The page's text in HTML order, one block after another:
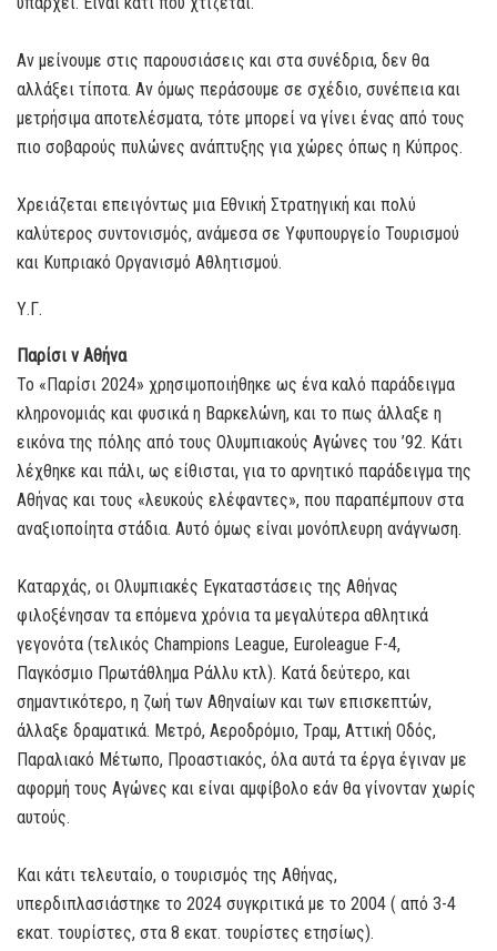
Αν μείνουμε στις παρουσιάσεις και στα συνέδρια, δεν θα
αλλάξει τίποτα. Αν όμως περάσουμε σε σχέδιο, συνέπεια και
μετρήσιμα αποτελέσματα, τότε μπορεί να γίνει ένας από τους
πιο σοβαρούς πυλώνες ανάπτυξης για χώρες όπως η Κύπρος.
Χρειάζεται επειγόντως μια Εθνική Στρατηγική και πολύ
καλύτερος συντονισμός, ανάμεσα σε Υφυπουργείο Τουρισμού
και Κυπριακό Οργανισμό Αθλητισμού.
Υ.Γ.
Παρίσι v Αθήνα
Το «Παρίσι 2024» χρησιμοποιήθηκε ως ένα καλό παράδειγμα
κληρονομιάς και φυσικά η Βαρκελώνη, και το πως άλλαξε η
εικόνα της πόλης από τους Ολυμπιακούς Αγώνες του ’92. Κάτι
λέχθηκε και πάλι, ως είθισται, για το αρνητικό παράδειγμα της
Αθήνας και τους «λευκούς ελέφαντες», που παραπέμπουν στα
αναξιοποίητα στάδια. Αυτό όμως είναι μονόπλευρη ανάγνωση.
Καταρχάς, οι Ολυμπιακές Εγκαταστάσεις της Αθήνας
φιλοξένησαν τα επόμενα χρόνια τα μεγαλύτερα αθλητικά
γεγονότα (τελικός Champions League, Euroleague F-4,
Παγκόσμιο Πρωτάθλημα Ράλλυ κτλ). Κατά δεύτερο, και
σημαντικότερο, η ζωή των Αθηναίων και των επισκεπτών,
άλλαξε δραματικά. Μετρό, Αεροδρόμιο, Τραμ, Αττική Οδός,
Παραλιακό Μέτωπο, Προαστιακός, όλα αυτά τα έργα έγιναν με
αφορμή τους Αγώνες και είναι αμφίβολο εάν θα γίνονταν χωρίς
αυτούς.
Και κάτι τελευταίο, ο τουρισμός της Αθήνας,
υπερδιπλασιάστηκε το 2024 συγκριτικά με το 2004 ( από 3-4
εκατ. τουρίστες, στα 8 εκατ. τουρίστες ετησίως).